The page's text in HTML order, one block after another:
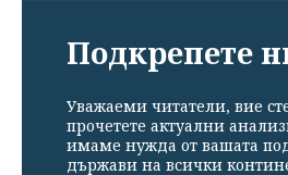
Подкрепете
Уважаеми читатели, вие
прочетете актуални
имаме нужда от вашата
държави на всички